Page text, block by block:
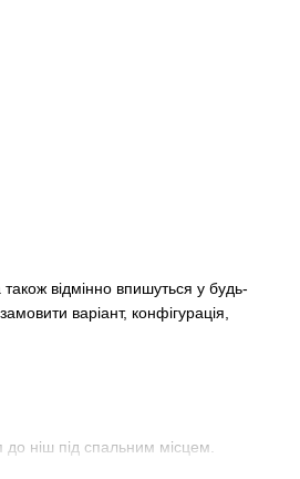
відмінно впишуться у будь-
варіант, конфігурація,
до ніш під спальним місцем.